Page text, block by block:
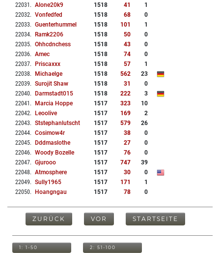
22031 . Alone20k9 1518 41
1
22032. Vonfedfed 1518 68
0
22033. Guenterhummel 1518 101
1
22034. Ramk2206 1518 50
0
22035. Ohhcdnchess 1518 43
0
22036. Amec 1518 74
0
22037. Priscaxxx 1518 57
1
22038. Michaelge 1518 562
23
22039. Surojit Shaw 1518 31
0
22040. Darmstadt015 1518 222
3
22041 . Marcia Hoppe 1517 323
10
22042. Leoolive 1517 169
2
22043. Ststephanlutscht 1517 579
26
22044. Cosimow4r 1517 38
0
22045. Dddmaslothe 1517 27
0
22046. Woody Bozelle 1517 76
0
22047. Gjurooo 1517 747
39
22048. Atmosphere 1517 30
0
22049. Sully1965 1517 171
1
22050. Hoangngau 1517 78 0
ZURÜCK VOR STARTSEITE
1: 1-50 2: 51-100